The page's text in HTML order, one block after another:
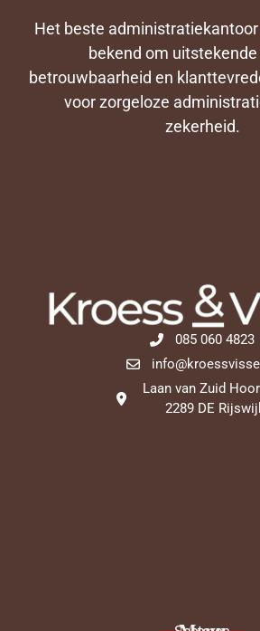
Het beste
bekend om uitstekende
betrouwbaarheid en
voor zorgeloze
zekerheid.
085 060 4823
Laan van Zuid
2289 DE